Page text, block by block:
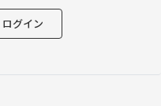
ログイン